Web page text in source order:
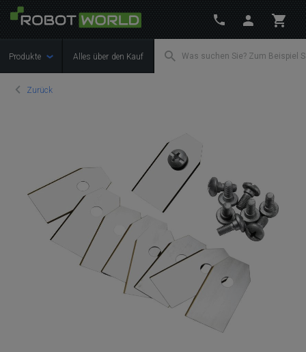
Produkte Alles über den Kauf
Zurück